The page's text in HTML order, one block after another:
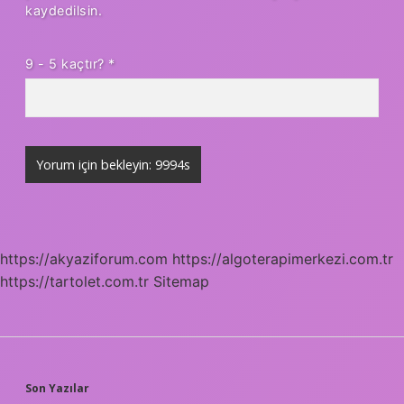
kaydedilsin.
9 - 5 kaçtır? *
https://akyaziforum.com https://algoterapimerkezi.com.tr
https://tartolet.com.tr Sitemap
Son Yazılar